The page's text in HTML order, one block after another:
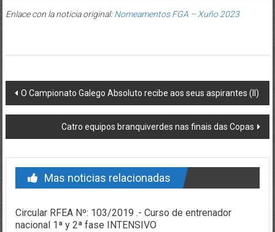
Enlace con la noticia original:Nomeamentos FGA – Xuño 2023
Post navigation
O Campionato Galego Absoluto recibe aos seus aspirantes (II)
Catro equipos branquiverdes nas finais das Copas
Mas noticias relacionadas
Circular RFEA Nº: 103/2019 .- Curso de entrenador
nacional 1ª y 2ª fase INTENSIVO